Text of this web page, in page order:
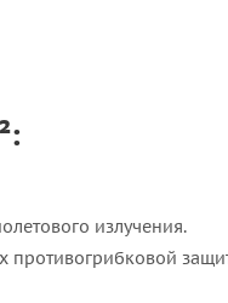
излучения.
противогрибковой